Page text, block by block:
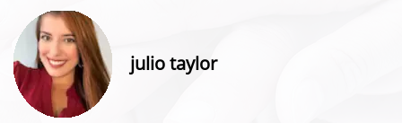
julio taylor